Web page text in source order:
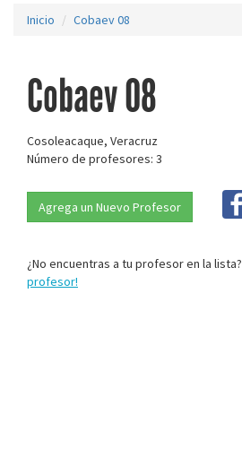
Inicio Cobaev 08
Cobaev 08
Cosoleacaque, Veracruz
Número de profesores: 3
Agrega un Nuevo Profesor
¿No encuentras a tu profesor en la lista?
profesor!